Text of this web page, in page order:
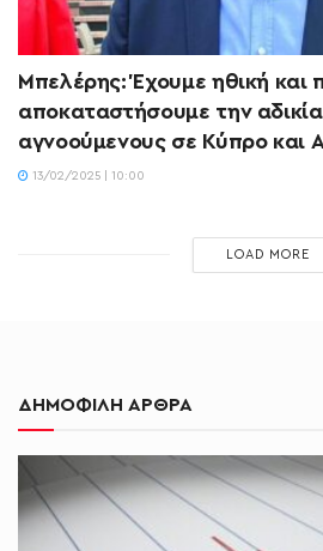
Μπελέρης: Έχουμε ηθική και
αποκαταστήσουμε την
αγνοούμενους σε Κύπρο και
13/02/2025 | 10:00
LOAD MORE
ΔΗΜΟΦΙΛΗ ΑΡΘΡΑ